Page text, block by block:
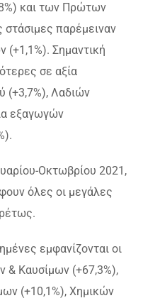
και των Πρώτων
παρέμειναν
Σημαντική
σε αξία
(+3,7%), Λαδιών
εξαγωγών
Οκτωβρίου 2021,
όλες οι μεγάλες
εμφανίζονται οι
& Καυσίμων (+67,3%),
(+10,1%), Χημικών